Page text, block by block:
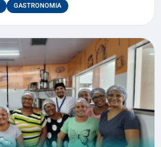
GASTRONOMIA